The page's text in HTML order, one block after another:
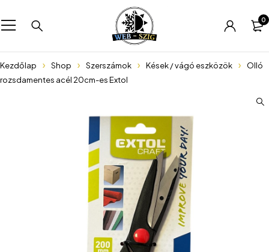
0
Kezdőlap Shop Szerszámok Kések / vágó eszközök
Olló
rozsdamentes acél 20cm-es Extol